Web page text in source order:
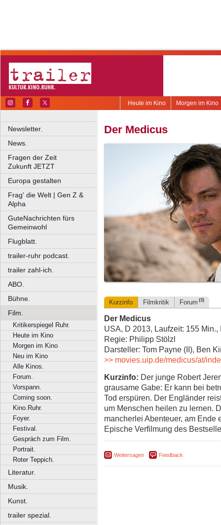
Morgen im Kino
Heute im Kino
Newsletter.
News.
Fragen der Zeit
Zukunft JETZT
Europa gestalten
Frag' die Welt | Gen Z &
Alpha
GuteNachrichten fürs
Gemeinwohl
Flugblatt.
trailer-ruhr podcast.
trailer zahl-ich.
ABO.
Bühne.
Film.
Kritikerspiegel Ruhr.
Heute im Kino
Morgen im Kino
Neu im Kino
Alle Kinos.
Forum.
Vorspann.
Coming soon.
Kino.Ruhr.
Foyer.
Festival.
Gespräch zum Film.
Portrait.
Roter Teppich.
Literatur.
Musik.
Kunst.
trailer spezial.
Der Medicus
Kurzinfo Filmkritik Forum (3)
Der Medicus
USA, D 2013, Laufzeit: 155 Min.,
Regie: Philipp Stölzl
Darsteller: Tom Payne (II), Ben
>> movies.uip.de/medicus/at/
Kurzinfo: Der junge Robert
grausame Gabe: Er kann bei
Tod erspüren. Der Engländer
um Menschen heilen zu lernen.
mancherlei Abenteuer, am Ende
Epische Verfilmung des
Weitersagen Feedback